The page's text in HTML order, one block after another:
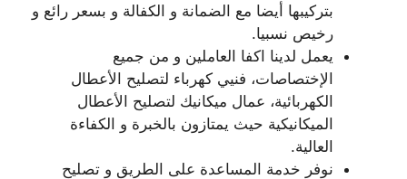
بتركيبها أيضا مع الضمانة و الكفالة و بسعر رائع و
رخيص نسبيا.
يعمل لدينا اكفا العاملين و من جميع
الإختصاصات، فنيي كهرباء لتصليح الأعطال
الكهربائية، عمال ميكانيك لتصليح الأعطال
الميكانيكية حيث يمتازون بالخبرة و الكفاءة
العالية.
نوفر خدمة المساعدة على الطريق و تصليح